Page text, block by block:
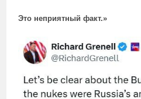
Это неприятный факт.»